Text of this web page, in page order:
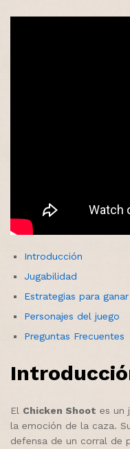
Introducción
Jugabilidad
Estrategias para ganar
Personajes del juego
Preguntas Frecuentes
El Chicken Shoot es un
la emoción de la caza.
defensa de un corral de